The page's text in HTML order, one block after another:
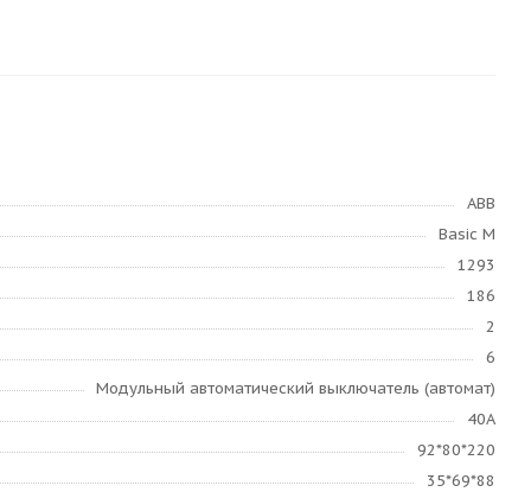
ABB
Basic M
1293
186
2
6
Модульный автоматический выключатель (автомат)
40А
92*80*220
35*69*88